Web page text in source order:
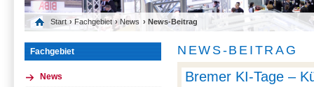
Start › Fachgebiet › News › News-Beitrag
Fachgebiet
News
NEWS-BEITRAG
Bremer KI-Tage –